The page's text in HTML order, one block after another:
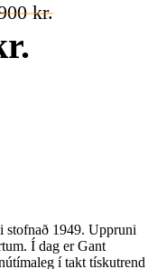
kr.
stofnað 1949. Uppruni
Í dag er Gant
í takt tískutrend